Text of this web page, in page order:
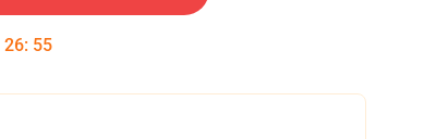
26: 54